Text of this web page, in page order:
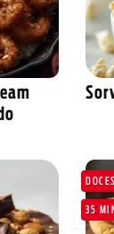
SOBRE NÓS
DOWNLOADS
TRABALHE
OUVIDORIA
35